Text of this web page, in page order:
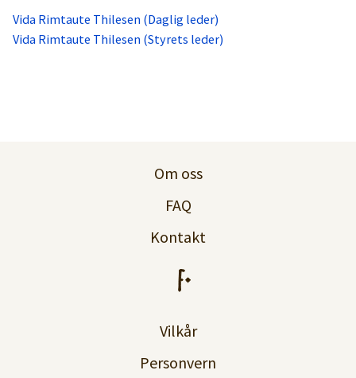
Vida Rimtaute Thilesen (Daglig leder)
Vida Rimtaute Thilesen (Styrets leder)
Om oss
FAQ
Kontakt
Vilkår
Personvern